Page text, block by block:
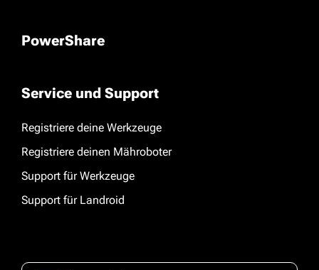
PowerShare
Service und Support
Registriere deine Werkzeuge
Registriere deinen Mähroboter
Support für Werkzeuge
Support für Landroid